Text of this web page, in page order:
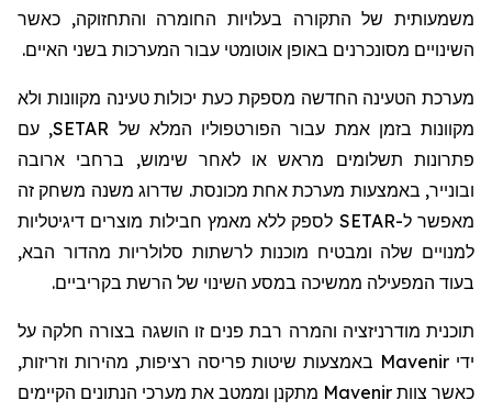
משמעותית של התקורה בעלויות החומרה והתחזוקה, כאשר
השינויים מסונכרנים באופן אוטומטי עבור המערכות בשני האיים.
מערכת הטעינה החדשה מספקת כעת יכולות טעינה מקוונות ולא
מקוונות בזמן אמת עבור הפורטפוליו המלא של SETAR, עם
פתרונות תשלומים מראש או לאחר שימוש, ברחבי ארובה
ובונייר, באמצעות מערכת אחת מכונסת. שדרוג משנה משחק זה
מאפשר ל-SETAR לספק ללא מאמץ חבילות מוצרים דיגיטליות
למנויים שלה ומבטיח מוכנות לרשתות סלולריות מהדור הבא,
בעוד המפעילה ממשיכה במסע השינוי של הרשת בקריביים.
תוכנית מודרניזציה והמרה רבת פנים זו הושגה בצורה חלקה על
ידי Mavenir באמצעות שיטות פריסה רציפות, מהירות וזריזות,
כאשר צוות Mavenir מתקנן וממטב את מערכי הנתונים הקיימים